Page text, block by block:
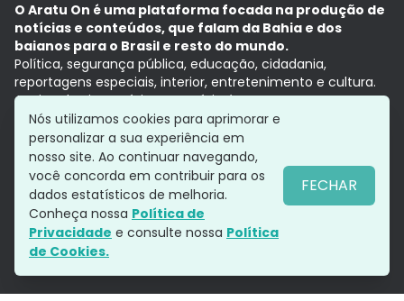
O Aratu On é uma plataforma focada na produção de
notícias e conteúdos, que falam da Bahia e dos
baianos para o Brasil e resto do mundo.
Política, segurança pública, educação, cidadania,
reportagens especiais, interior, entretenimento e cultura.
Aqui, tudo vira notícia e a notícia é no tempo presente,
com a credibilidade do Grupo Aratu.
Grupo Aratu
Política de privacidade
Siga-nos
Nós utilizamos cookies para aprimorar e
personalizar a sua experiência em
nosso site. Ao continuar navegando,
você concorda em contribuir para os
dados estatísticos de melhoria.
Conheça nossa Política de
Privacidade e consulte nossa Política
de Cookies.
FECHAR